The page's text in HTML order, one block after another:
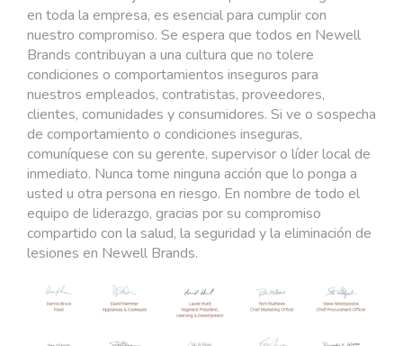
en toda la empresa, es esencial para cumplir con
nuestro compromiso. Se espera que todos en Newell
Brands contribuyan a una cultura que no tolere
condiciones o comportamientos inseguros para
nuestros empleados, contratistas, proveedores,
clientes, comunidades y consumidores. Si ve o sospecha
de comportamiento o condiciones inseguras,
comuníquese con su gerente, supervisor o líder local de
inmediato. Nunca tome ninguna acción que lo ponga a
usted u otra persona en riesgo. En nombre de todo el
equipo de liderazgo, gracias por su compromiso
compartido con la salud, la seguridad y la eliminación de
lesiones en Newell Brands.